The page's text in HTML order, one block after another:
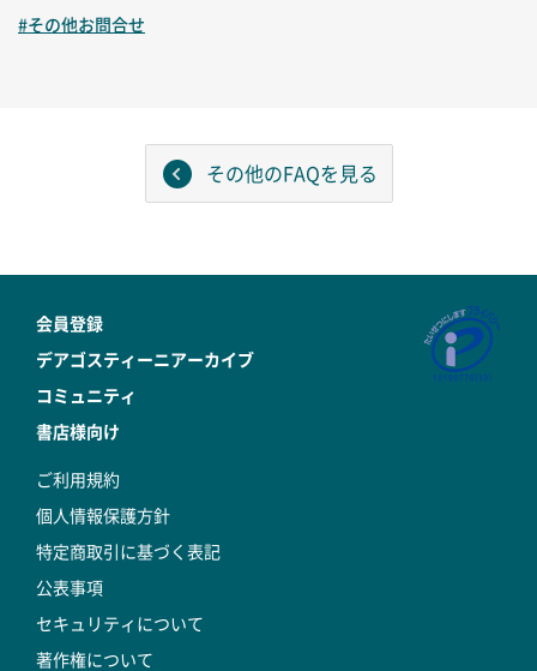
#その他お問合せ
その他のFAQを見る
会員登録
デアゴスティーニアーカイブ
コミュニティ
書店様向け
ご利用規約
個人情報保護方針
特定商取引に基づく表記
公表事項
セキュリティについて
著作権について